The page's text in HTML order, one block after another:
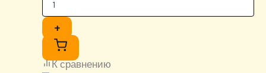
+
К сравнению